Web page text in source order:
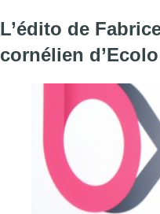
L’édito de
cornélien d’Ecolo